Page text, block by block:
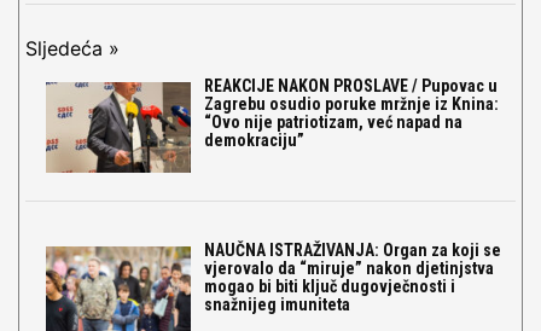
Sljedeća »
REAKCIJE NAKON PROSLAVE / Pupovac u
Zagrebu osudio poruke mržnje iz Knina:
“Ovo nije patriotizam, već napad na
demokraciju”
NAUČNA ISTRAŽIVANJA: Organ za koji se
vjerovalo da “miruje” nakon djetinjstva
mogao bi biti ključ dugovječnosti i
snažnijeg imuniteta